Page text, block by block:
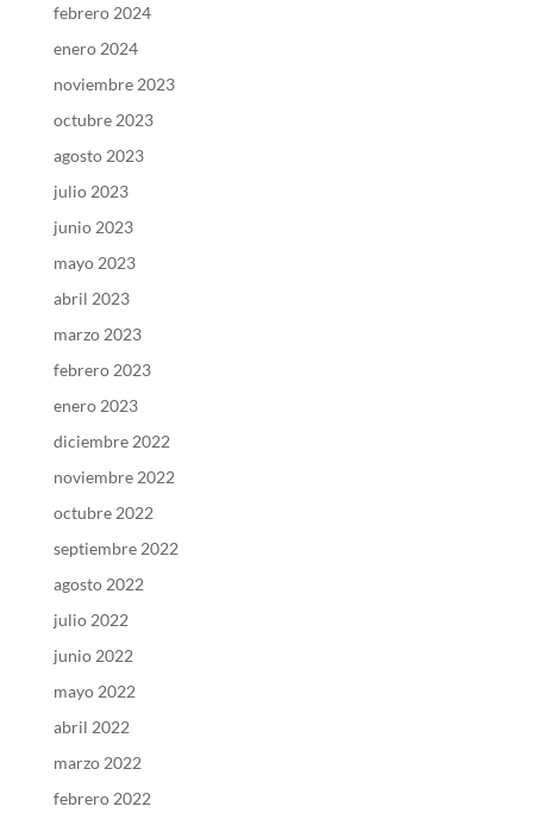
febrero 2024
enero 2024
noviembre 2023
octubre 2023
agosto 2023
julio 2023
junio 2023
mayo 2023
abril 2023
marzo 2023
febrero 2023
enero 2023
diciembre 2022
noviembre 2022
octubre 2022
septiembre 2022
agosto 2022
julio 2022
junio 2022
mayo 2022
abril 2022
marzo 2022
febrero 2022